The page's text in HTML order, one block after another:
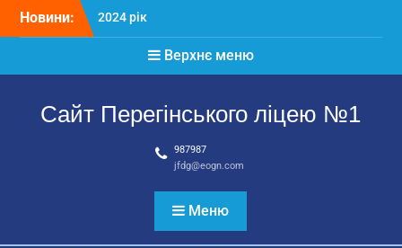
Новини:
2024 рік
Матеріали
Верхнє меню
Сайт Перегінського ліцею №1
987987
jfdg@eogn.com
Меню